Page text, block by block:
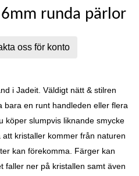
runda pärlor
oss för konto
i Jadeit. Väldigt nätt & stilren
bara en runt handleden eller flera
köper slumpvis liknande smycke
kristaller kommer från naturen
kan förekomma. Färger kan
faller ner på kristallen samt även